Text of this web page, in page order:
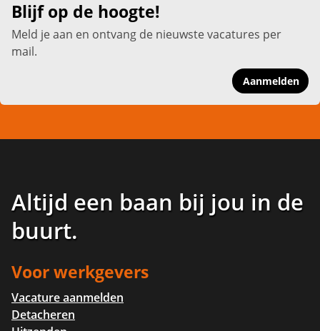
Blijf op de hoogte!
Meld je aan en ontvang de nieuwste vacatures per
mail.
Aanmelden
Altijd een baan bij jou in de
buurt.
Voor werkgevers
Vacature aanmelden
Detacheren